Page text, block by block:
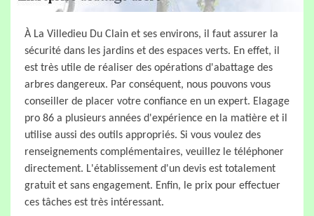
À La Villedieu Du Clain et ses environs, il faut assurer la
sécurité dans les jardins et des espaces verts. En effet, il
est très utile de réaliser des opérations d'abattage des
arbres dangereux. Par conséquent, nous pouvons vous
conseiller de placer votre confiance en un expert. Elagage
pro 86 a plusieurs années d'expérience en la matière et il
utilise aussi des outils appropriés. Si vous voulez des
renseignements complémentaires, veuillez le téléphoner
directement. L'établissement d'un devis est totalement
gratuit et sans engagement. Enfin, le prix pour effectuer
ces tâches est très intéressant.